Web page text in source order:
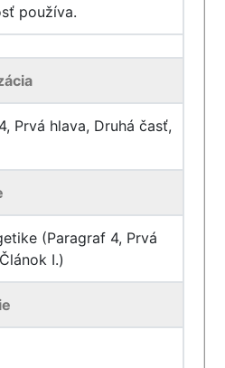
používa.
Prvá hlava, Druhá časť,
(Paragraf 4, Prvá
I.)